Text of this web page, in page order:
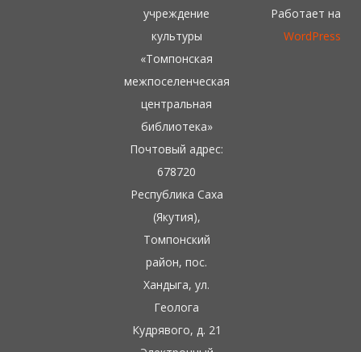
учреждение
культуры
«Томпонская
межпоселенческая
центральная
библиотека»
Почтовый адрес:
678720
Республика Саха
(Якутия),
Томпонский
район, пос.
Хандыга, ул.
Геолога
Кудрявого, д. 21
Работает на
WordPress